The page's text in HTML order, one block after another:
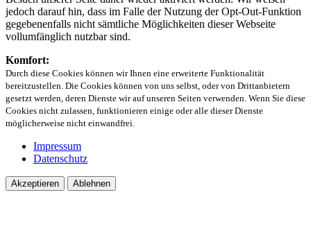
jedoch darauf hin, dass im Falle der Nutzung der Opt-Out-Funktion
gegebenenfalls nicht sämtliche Möglichkeiten dieser Webseite
vollumfänglich nutzbar sind.
Komfort:
Durch diese Cookies können wir Ihnen eine erweiterte Funktionalität
bereitzustellen. Die Cookies können von uns selbst, oder von Drittanbietern
gesetzt werden, deren Dienste wir auf unseren Seiten verwenden. Wenn Sie diese
Cookies nicht zulassen, funktionieren einige oder alle dieser Dienste
möglicherweise nicht einwandfrei.
Impressum
Datenschutz
Akzeptieren Ablehnen